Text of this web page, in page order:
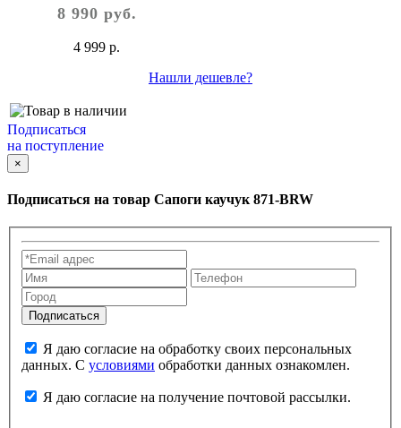
8 990 руб.
4 999 р.
Нашли дешевле?
Подписаться
на поступление
×
Подписаться на товар Сапоги каучук 871-BRW
данных. С условиями обработки данных ознакомлен.
Я даю согласие на получение почтовой рассылки.